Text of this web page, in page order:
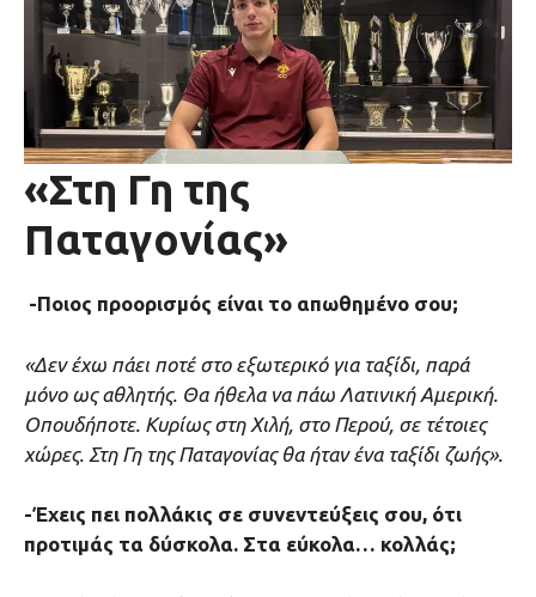
«Στη Γη της
Παταγονίας»
-Ποιος προορισμός είναι το απωθημένο σου;
«Δεν έχω πάει ποτέ στο εξωτερικό για ταξίδι, παρά
μόνο ως αθλητής. Θα ήθελα να πάω Λατινική Αμερική.
Οπουδήποτε. Κυρίως στη Χιλή, στο Περού, σε τέτοιες
χώρες. Στη Γη της Παταγονίας θα ήταν ένα ταξίδι ζωής».
-Έχεις πει πολλάκις σε συνεντεύξεις σου, ότι
προτιμάς τα δύσκολα. Στα εύκολα… κολλάς;